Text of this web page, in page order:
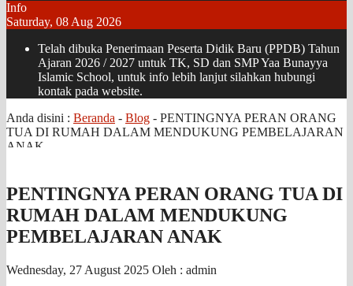
Info
Saturday, 08 Aug 2026
Telah dibuka Penerimaan Peserta Didik Baru (PPDB) Tahun
Ajaran 2026 / 2027 untuk TK, SD dan SMP Yaa Bunayya
Islamic School, untuk info lebih lanjut silahkan hubungi
kontak pada website.
Anda disini : Beranda - Blog - PENTINGNYA PERAN ORANG
TUA DI RUMAH DALAM MENDUKUNG PEMBELAJARAN
ANAK
PENTINGNYA PERAN ORANG TUA DI
RUMAH DALAM MENDUKUNG
PEMBELAJARAN ANAK
Wednesday, 27 August 2025 Oleh : admin